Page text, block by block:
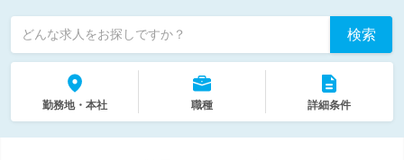
どんな求人をお探しですか？ 検索
勤務地・本社 職種 詳細条件